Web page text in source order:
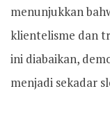
menunjukkan
klientelisme dan
ini diabaikan,
menjadi sekadar